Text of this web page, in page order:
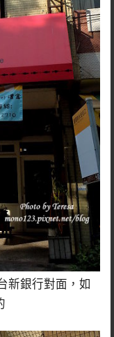
新銀行對面，如